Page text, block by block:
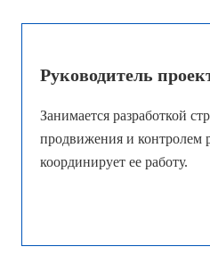
Руководитель
Занимается разработкой
продвижения и контролем
координирует ее работу.